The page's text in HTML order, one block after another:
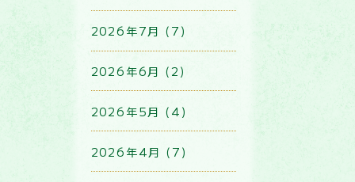
2026年7月 (7)
2026年6月 (2)
2026年5月 (4)
2026年4月 (7)